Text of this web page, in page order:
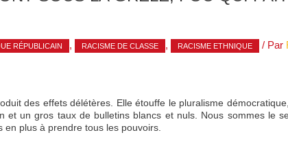
RÉPUBLICAIN , RACISME DE CLASSE , RACISME ETHNIQUE / Par
des effets délétères. Elle étouffe le pluralisme
et un gros taux de bulletins blancs et nuls. Nous sommes le
plus à prendre tous les pouvoirs.